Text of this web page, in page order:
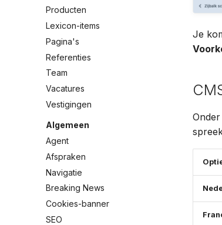
Producten
Lexicon-items
Pagina's
Referenties
Team
Vacatures
Vestigingen
Algemeen
Agent
Afspraken
Navigatie
Breaking News
Cookies-banner
SEO
Je
Onder